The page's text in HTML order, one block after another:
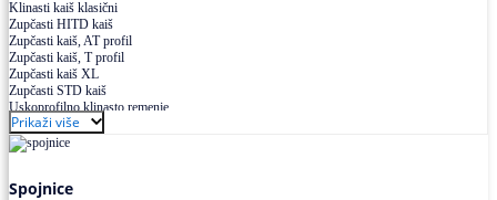
Klinasti kaiš klasični
Zupčasti HITD kaiš
Zupčasti kaiš, AT profil
Zupčasti kaiš, T profil
Zupčasti kaiš XL
Zupčasti STD kaiš
Uskoprofilno klinasto remenje
Uskoprofilno klinasto remenje spojeno
Uskoprofilno klinasto remenje XP extra power
Višekanalno remenje PJ,PK
Prikaži više
Spojnice